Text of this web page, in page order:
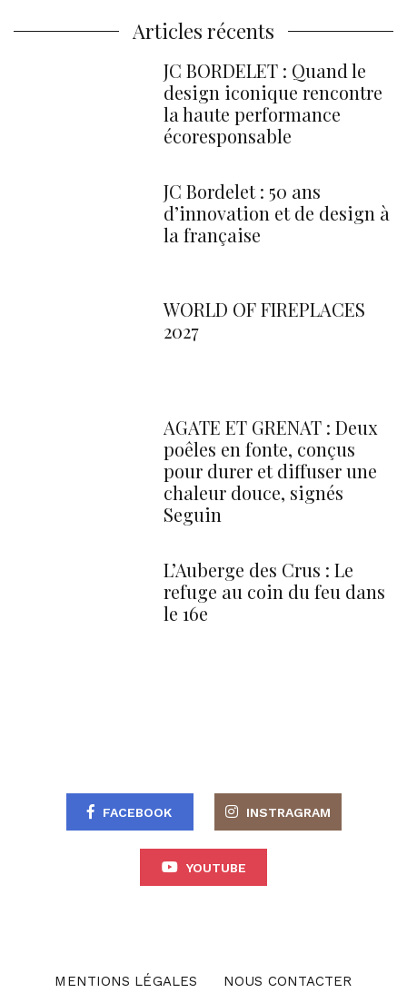
Articles récents
JC BORDELET : Quand le
design iconique rencontre
la haute performance
écoresponsable
JC Bordelet : 50 ans
d’innovation et de design à
la française
WORLD OF FIREPLACES
2027
AGATE ET GRENAT : Deux
poêles en fonte, conçus
pour durer et diffuser une
chaleur douce, signés
Seguin
L’Auberge des Crus : Le
refuge au coin du feu dans
le 16e
FACEBOOK INSTRAGRAM
YOUTUBE
MENTIONS LÉGALES NOUS CONTACTER